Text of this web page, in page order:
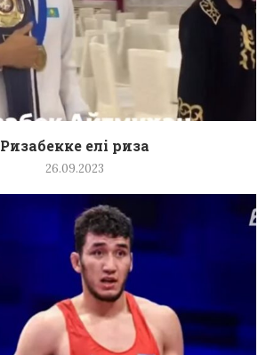
Ризабекке елі риза
26.09.2023